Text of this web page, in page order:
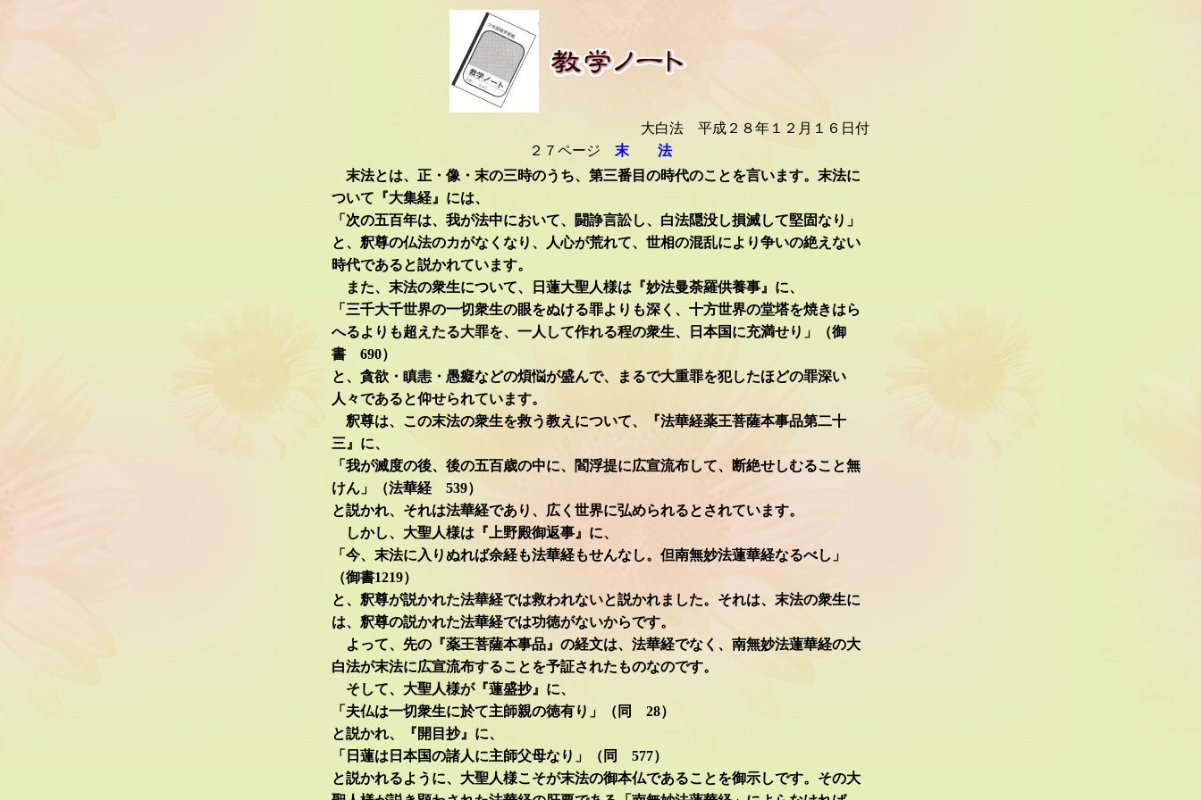
大白法 平成２８年１２月１６日付
２７ページ 末 法
末法とは、正・像・末の三時のうち、第三番目の時代のことを言います。末法に
ついて『大集経』には、
「次の五百年は、我が法中において、闘諍言訟し、白法隠没し損滅して堅固なり」
と、釈尊の仏法のカがなくなり、人心が荒れて、世相の混乱により争いの絶えない
時代であると説かれています。
また、末法の衆生について、日蓮大聖人様は『妙法曼荼羅供養事』に、
「三千大千世界の一切衆生の眼をぬける罪よりも深く、十方世界の堂塔を焼きはら
へるよりも超えたる大罪を、一人して作れる程の衆生、日本国に充満せり」（御
書 690）
と、貪欲・瞋恚・愚癡などの煩悩が盛んで、まるで大重罪を犯したほどの罪深い
人々であると仰せられています。
釈尊は、この末法の衆生を救う教えについて、『法華経薬王菩薩本事品第二十
三』に、
「我が滅度の後、後の五百歳の中に、閻浮提に広宣流布して、断絶せしむること無
けん」（法華経 539）
と説かれ、それは法華経であり、広く世界に弘められるとされています。
しかし、大聖人様は『上野殿御返事』に、
「今、末法に入りぬれば余経も法華経もせんなし。但南無妙法蓮華経なるべし」
（御書1219）
と、釈尊が説かれた法華経では救われないと説かれました。それは、末法の衆生に
は、釈尊の説かれた法華経では功徳がないからです。
よって、先の『薬王菩薩本事品』の経文は、法華経でなく、南無妙法蓮華経の大
白法が末法に広宣流布することを予証されたものなのです。
そして、大聖人様が『蓮盛抄』に、
「夫仏は一切衆生に於て主師親の徳有り」（同 28）
と説かれ、『開目抄』に、
「日蓮は日本国の諸人に主師父母なり」（同 577）
と説かれるように、大聖人様こそが末法の御本仏であることを御示しです。その大